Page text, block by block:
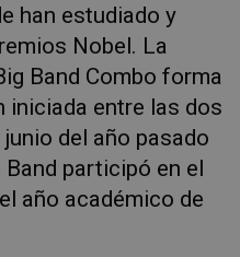
han estudiado y
Nobel. La
Band Combo forma
iniciada entre las dos
del año pasado
participó en el
año académico de